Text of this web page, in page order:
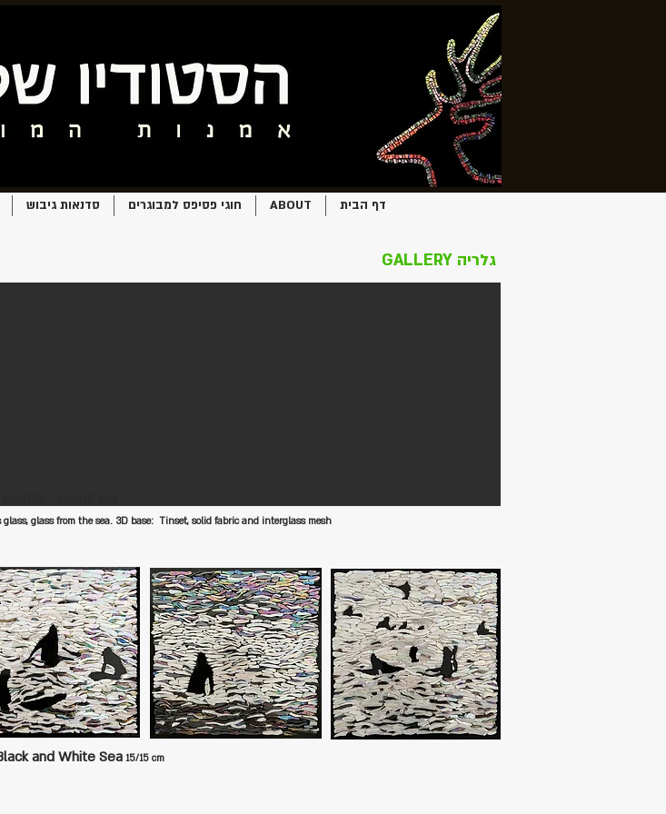
סדנאות גיבוש חוגי פסיפס למבוגרים ABOUT דף הבית
GALLERY גלריה
glass from the sea. 3D base: Tinset, solid fabric and interglass mesh
and White Sea 15/15 cm